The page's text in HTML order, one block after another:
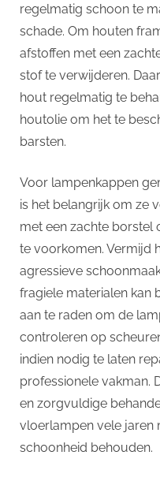
regelmatig schoon te
schade. Om houten
afstoffen met een
stof te verwijderen.
hout regelmatig te
houtolie om het te
barsten.
Voor lampenkappen
is het belangrijk om ze
met een zachte borstel
te voorkomen. Vermijd
agressieve
fragiele materialen kan
aan te raden om de
controleren op
indien nodig te laten
professionele vakman.
en zorgvuldige
vloerlampen vele jaren
schoonheid behouden.